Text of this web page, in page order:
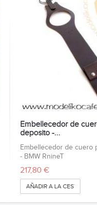
Embellecedor de
deposito -...
Embellecedor de cuero
- BMW RnineT
217,80 €
AÑADIR A LA CESTA